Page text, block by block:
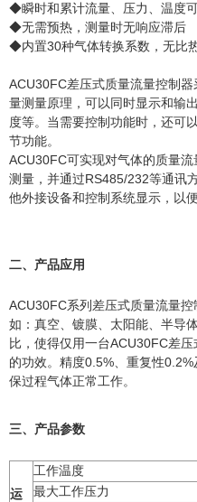
◆瞬时和累计流量、压力、温度
◆无需预热，测量时无响应滞后
◆内置30种气体转换系数，无比
ACU30FC差压式质量流量控制
量测量原理，可以同时显示和输
度等。当需要控制功能时，还可
节功能。
ACU30FC可实现对气体的质量
测量，并通过RS485/232等通讯
他外接设备和控制系统显示，以
二、产品应用
ACU30FC系列差压式质量流量
如：真空、镀膜、太阳能、半导
比，使得仅用一台ACU30FC差
的功效。精度0.5%、重复性
保过程气体正常工作。
三、产品参数
运
工作温度
最大工作压力